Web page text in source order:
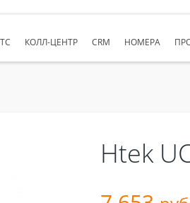
КОЛЛ-ЦЕНТР CRM НОМЕРА
Htek